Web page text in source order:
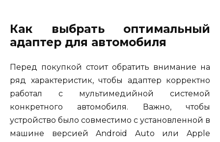
Как выбрать оптимальный
адаптер для автомобиля
Перед покупкой стоит обратить внимание на
ряд характеристик, чтобы адаптер корректно
работал с мультимедийной системой
конкретного автомобиля. Важно, чтобы
устройство было совместимо с установленной в
машине версией Android Auto или Apple